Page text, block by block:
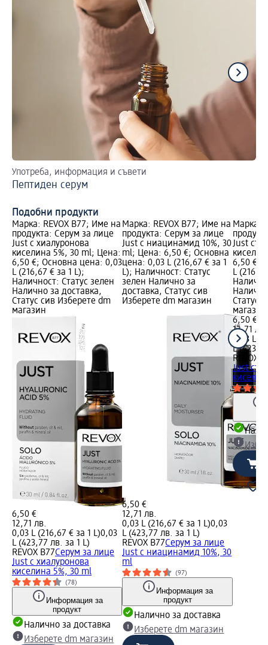
Употреба, информация и съвети
Пептиден серум
Подобни продукти
Марка: REVOX B77; Име на
продукта: Серум за лице
Just с хиалуронова
киселина 5%, 30 ml; Цена:
6,50 €; Основна цена: 0,03
L (216,67 € за 1 L);
Наличност: Статус зелен
Налично за доставка,
Статус сив Изберете dm
магазин
6,50 €
12,71 лв.
0,03 L (216,67 € за 1 L)0,03
L (423,77 лв. за 1 L)
REVOX B77Серум за лице
Just с хиалуронова
киселина 5%, 30 ml
(78)
Информация за
продукт
Налично за доставка
Изберете dm магазин
Марка: REVOX B77; Име на
продукта: Серум за лице
Just с ниацинамид 10%, 30
ml; Цена: 6,50 €; Основна
цена: 0,03 L (216,67 € за 1
L); Наличност: Статус
зелен Налично за
доставка, Статус сив
Изберете dm магазин
6,50 €
12,71 лв.
0,03 L (216,67 € за 1 L)0,03
L (423,77 лв. за 1 L)
REVOX B77Серум за лице
Just с ниацинамид 10%, 30
ml
(97)
Информация за
продукт
Налично за доставка
Изберете dm магазин
Марка:
Just със
6,50 €;
L
Статус
магазин
6,50 €
12,71 лв.
0,03 L
L
REVOX
Just със